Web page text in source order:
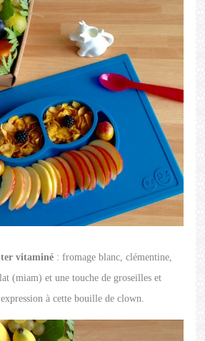
vitaminé : fromage blanc, clémentine,
(miam) et une touche de groseilles et
à cette bouille de clown.